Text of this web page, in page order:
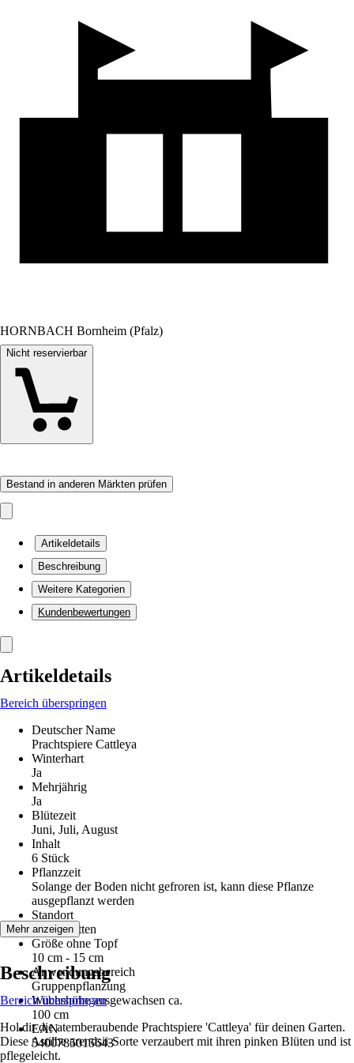
HORNBACH Bornheim (Pfalz)
Nicht reservierbar
Bestand in anderen Märkten prüfen
Artikeldetails
Beschreibung
Weitere Kategorien
Kundenbewertungen
Artikeldetails
Bereich überspringen
Deutscher Name
Prachtspiere Cattleya
Winterhart
Ja
Mehrjährig
Ja
Blütezeit
Juni, Juli, August
Inhalt
6 Stück
Pflanzzeit
Solange der Boden nicht gefroren ist, kann diese Pflanze
ausgepflanzt werden
Standort
Halbschatten
Größe ohne Topf
10 cm - 15 cm
Anwendungsbereich
Gruppenpflanzung
Wuchshöhe ausgewachsen ca.
100 cm
EAN
5400785015643
Mehr anzeigen
Beschreibung
Bereich überspringen
Hol dir die atemberaubende Prachtspiere 'Cattleya' für deinen Garten.
Diese Astilbe arendsii-Sorte verzaubert mit ihren pinken Blüten und ist
pflegeleicht.